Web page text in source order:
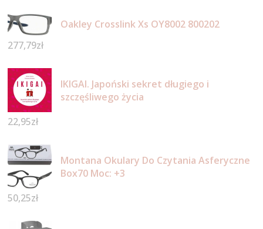
Oakley Crosslink Xs OY8002 800202
277,79zł
IKIGAI. Japoński sekret długiego i
szczęśliwego życia
22,95zł
Montana Okulary Do Czytania Asferyczne
Box70 Moc: +3
50,25zł